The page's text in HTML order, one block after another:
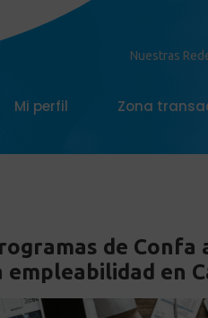
Nuestras
Mi perfil Zona
de Confa
empleabilidad en